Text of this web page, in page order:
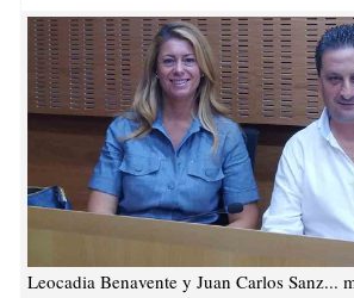
Leocadia Benavente y Juan Carlos Sanz...